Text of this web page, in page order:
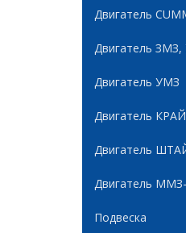
Двигатель
Двигатель
Двигатель УМЗ
Двигатель
Двигатель
Двигатель
Подвеска